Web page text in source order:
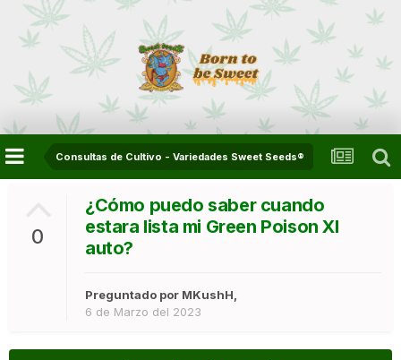
Consultas de Cultivo - Variedades Sweet Seeds®
0
¿Cómo puedo saber cuando
estara lista mi Green Poison Xl
auto?
Preguntado por MKushH,
6 de Marzo del 2023